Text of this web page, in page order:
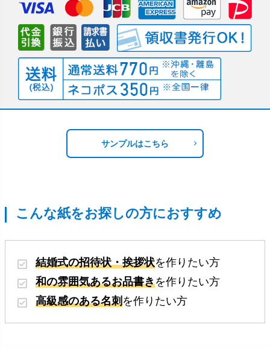
サンプルはこちら
こんな紙をお探しの方におすすめ
結婚式の招待状・挨拶状を作りたい方
和の雰囲気あるお品書きを作りたい方
高級感のある名刺を作りたい方